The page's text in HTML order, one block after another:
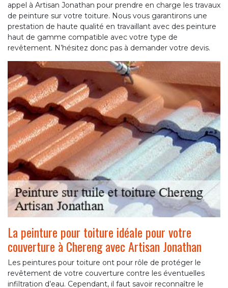
appel à Artisan Jonathan pour prendre en charge les travaux
de peinture sur votre toiture. Nous vous garantirons une
prestation de haute qualité en travaillant avec des peinture
haut de gamme compatible avec votre type de
revêtement. N’hésitez donc pas à demander votre devis.
La peinture pour toiture idéale pour votre
couverture à Chereng avec Artisan Jonathan
Les peintures pour toiture ont pour rôle de protéger le
revêtement de votre couverture contre les éventuelles
infiltration d’eau. Cependant, il faut savoir reconnaître le